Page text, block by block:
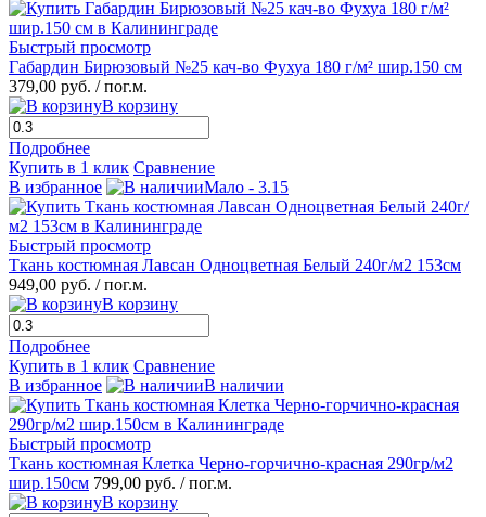
Быстрый просмотр
Габардин Бирюзовый №25 кач-во Фухуа 180 г/м² шир.150 см
379,00 руб. / пог.м.
В корзину
Подробнее
Купить в 1 клик Сравнение
В избранное
Мало - 3.15
Быстрый просмотр
Ткань костюмная Лавсан Одноцветная Белый 240г/м2 153см
949,00 руб. / пог.м.
В корзину
Подробнее
Купить в 1 клик Сравнение
В избранное
В наличии
Быстрый просмотр
Ткань костюмная Клетка Черно-горчично-красная 290гр/м2
шир.150см 799,00 руб. / пог.м.
В корзину